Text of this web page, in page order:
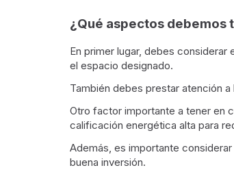
¿Qué aspectos debemos
En primer lugar, debes considerar
el espacio designado.
También debes prestar atención
Otro factor importante a tener en
calificación energética alta para
Además, es importante considerar
buena inversión.